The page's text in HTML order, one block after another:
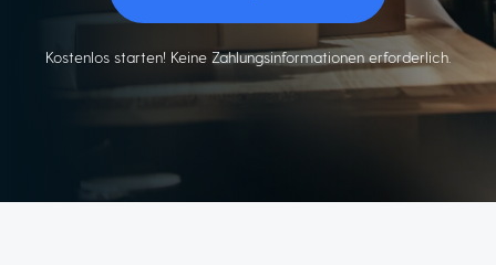
Kostenlos starten! Keine Zahlungsinformationen erforderlich.